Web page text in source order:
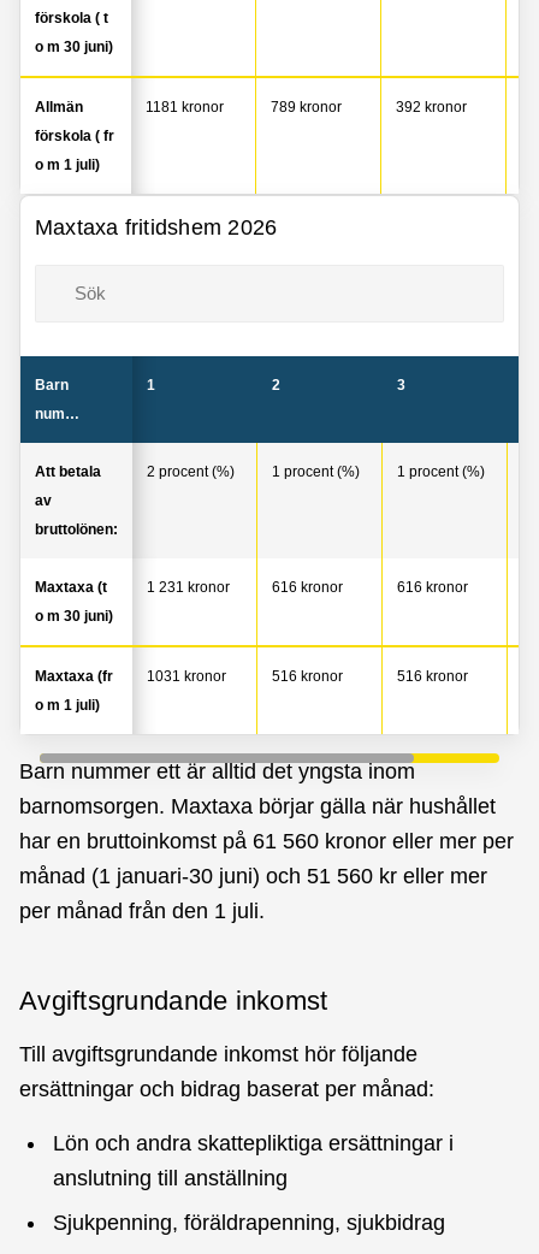
förskola ( t
o m 30 juni)
Allmän
förskola ( fr
o m 1 juli)
1181 kronor 789 kronor 392 kronor
Maxtaxa fritidshem 2026
Barn
nummer:
1 2 3
Att betala
av
bruttolönen:
2 procent (%) 1 procent (%) 1 procent (%)
Maxtaxa (t
o m 30 juni)
1 231 kronor 616 kronor 616 kronor
Maxtaxa (fr
o m 1 juli)
1031 kronor 516 kronor 516 kronor
Barn nummer ett är alltid det yngsta inom
barnomsorgen. Maxtaxa börjar gälla när hushållet
har en bruttoinkomst på 61 560 kronor eller mer per
månad (1 januari-30 juni) och 51 560 kr eller mer
per månad från den 1 juli.
Avgiftsgrundande inkomst
Till avgiftsgrundande inkomst hör följande
ersättningar och bidrag baserat per månad:
Lön och andra skattepliktiga ersättningar i
anslutning till anställning
Sjukpenning, föräldrapenning, sjukbidrag